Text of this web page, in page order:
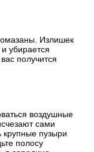
Излишек
убирается
получится
воздушные
сами
крупные пузыри
полосу